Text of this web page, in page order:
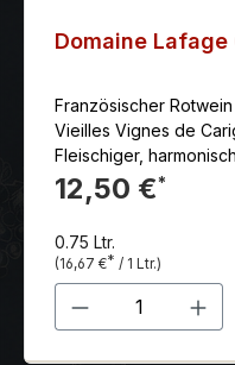
Domaine Lafage
Französischer
Vieilles Vignes de
Fleischiger,
Geschmolzene
runder Abgang mit
12,50 €*
0.75 Ltr.
(16,67 €* / 1 Ltr.)
Produkt